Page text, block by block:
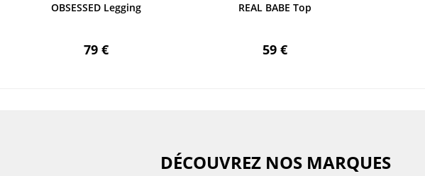
OBSESSED Legging
79 €
REAL BABE Top
59 €
DÉCOUVREZ NOS MARQUES